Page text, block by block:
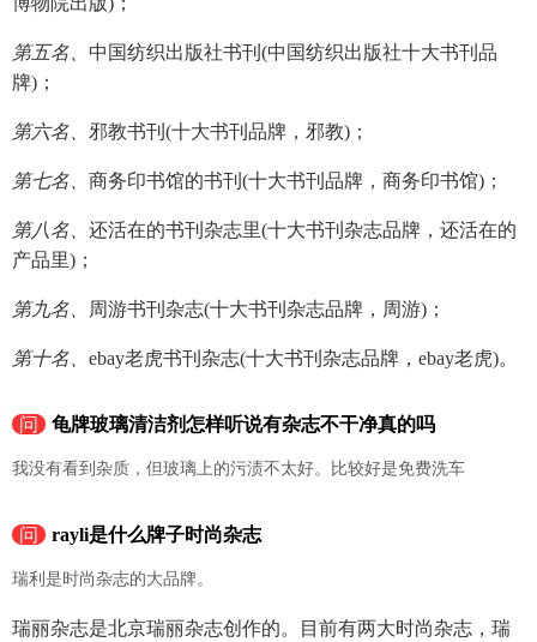
第五名、 中国纺织出版社书刊(中国纺织出版社十大书刊品
牌)；
第六名、 邪教书刊(十大书刊品牌，邪教)；
第七名、 商务印书馆的书刊(十大书刊品牌，商务印书馆)；
第八名、 还活在的书刊杂志里(十大书刊杂志品牌，还活在的
产品里)；
第九名、 周游书刊杂志(十大书刊杂志品牌，周游)；
第十名、 ebay老虎书刊杂志(十大书刊杂志品牌，ebay老虎)。
问 龟牌玻璃清洁剂怎样听说有杂志不干净真的吗
我没有看到杂质，但玻璃上的污渍不太好。比较好是免费洗车
问 rayli是什么牌子时尚杂志
瑞利是时尚杂志的大品牌。
瑞丽杂志是北京瑞丽杂志创作的。目前有两大时尚杂志，瑞